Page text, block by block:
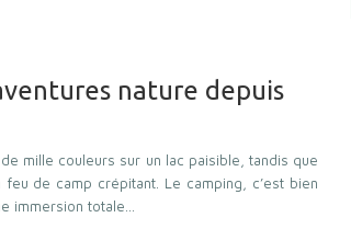
nature depuis
mille couleurs sur un lac paisible, tandis que
de camp crépitant. Le camping, c’est bien
immersion totale…